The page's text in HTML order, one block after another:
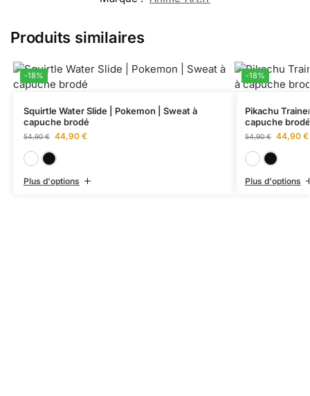
Produits similaires
-18%
Squirtle Water Slide | Pokemon | Sweat à
capuche brodé
54,90€ 44,90 €
Plus d'options
-18%
Pikachu
capuche brodé
54,90€ 44,90 €
Plus d'options